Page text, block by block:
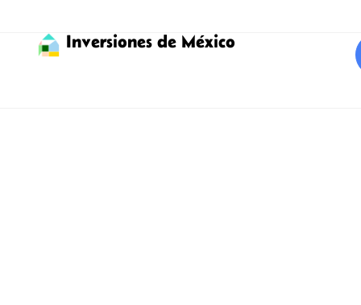
Inversiones de México